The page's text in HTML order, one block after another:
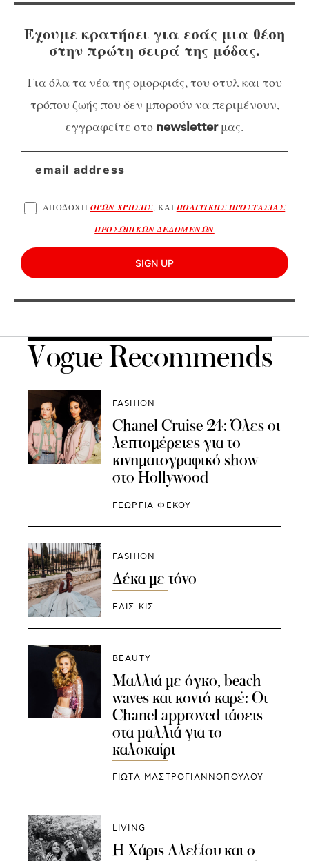
Έχουμε κρατήσει για εσάς μια θέση
στην πρώτη σειρά της μόδας.
Για όλα τα νέα της ομορφιάς, του στυλ και του
τρόπου ζωής που δεν μπορούν να περιμένουν,
εγγραφείτε στο newsletterμας.
ΑΠΟΔΟΧΗ ΟΡΩΝ ΧΡΗΣΗΣ, ΚΑΙΠΟΛΙΤΙΚΗΣ ΠΡΟΣΤΑΣΙΑΣ
ΠΡΟΣΩΠΙΚΩΝ ΔΕΔΟΜΕΝΩΝ
SIGN UP
Vogue Recommends
FASHION
Chanel Cruise 24: Όλες οι
λεπτομέρειες για το
κινηματογραφικό show
στο Hollywood
ΓΕΩΡΓΙΑ ΦΕΚΟΥ
FASHION
Δέκα με τόνο
ΕΛΙΣ ΚΙΣ
BEAUTY
Μαλλιά με όγκο, beach
waves και κοντό καρέ: Οι
Chanel approved τάσεις
στα μαλλιά για το
καλοκαίρι
ΓΙΩΤΑ ΜΑΣΤΡΟΓΙΑΝΝΟΠΟΥΛΟΥ
LIVING
Η Χάρις Αλεξίου και ο